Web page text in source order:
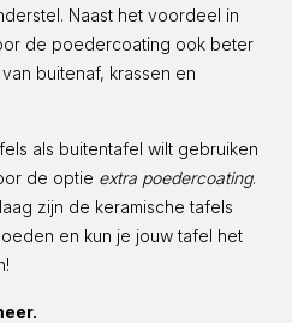
Naast het voordeel in
de poedercoating ook beter
buitenaf, krassen en
als buitentafel wilt gebruiken
de optie extra poedercoating.
zijn de keramische tafels
en kun je jouw tafel het